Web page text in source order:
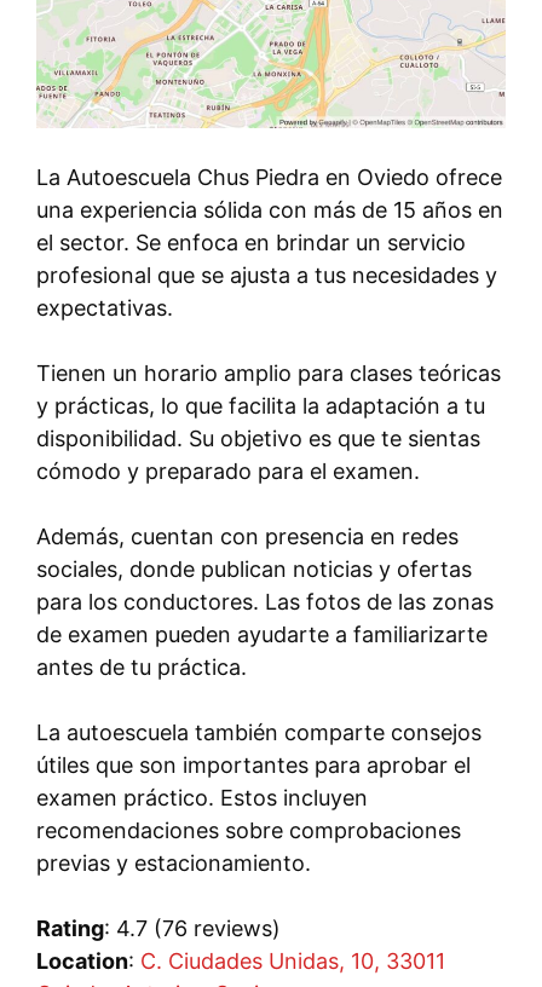
La Autoescuela Chus Piedra en Oviedo ofrece
una experiencia sólida con más de 15 años en
el sector. Se enfoca en brindar un servicio
profesional que se ajusta a tus necesidades y
expectativas.
Tienen un horario amplio para clases teóricas
y prácticas, lo que facilita la adaptación a tu
disponibilidad. Su objetivo es que te sientas
cómodo y preparado para el examen.
Además, cuentan con presencia en redes
sociales, donde publican noticias y ofertas
para los conductores. Las fotos de las zonas
de examen pueden ayudarte a familiarizarte
antes de tu práctica.
La autoescuela también comparte consejos
útiles que son importantes para aprobar el
examen práctico. Estos incluyen
recomendaciones sobre comprobaciones
previas y estacionamiento.
Rating: 4.7 (76 reviews)
Location: C. Ciudades Unidas, 10, 33011